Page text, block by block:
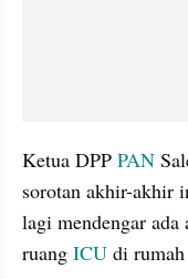
Ketua DPP PAN
sorotan akhir-akhir
lagi mendengar
ruang ICU di